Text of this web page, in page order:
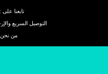
تابعنا على :
التوصيل السريع
من نحن